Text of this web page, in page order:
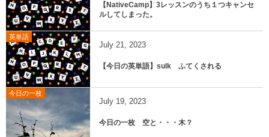
【NativeCamp】3レッスンのうち１つキャンセ
ルしてしまった。
英単語
July 21, 2023
【今日の英単語】sulk ふてくされる
今日の一枚
July 19, 2023
今日の一枚 空と・・・木？